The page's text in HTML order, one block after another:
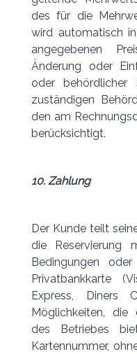
des für die
wird automatisch
angegebenen
Änderung oder
oder
zuständigen
den am
berücksichtigt.
10. Zahlung
Der Kunde teilt
die Reservierung
Bedingungen
Privatbankkarte
Express, Diners
Möglichkeiten, die
des Betriebes
Kartennummer,